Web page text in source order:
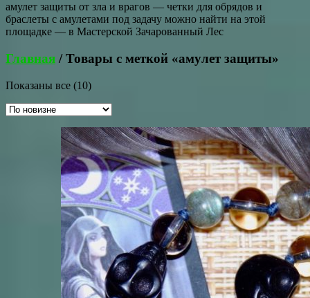
амулет защиты от зла и врагов — четки для обрядов и
браслеты с амулетами под задачу можно найти на этой
площадке — в Мастерской Зачарованный Лес
Главная / Товары с меткой «амулет защиты»
Показаны все (10)Сортировка:
недавние